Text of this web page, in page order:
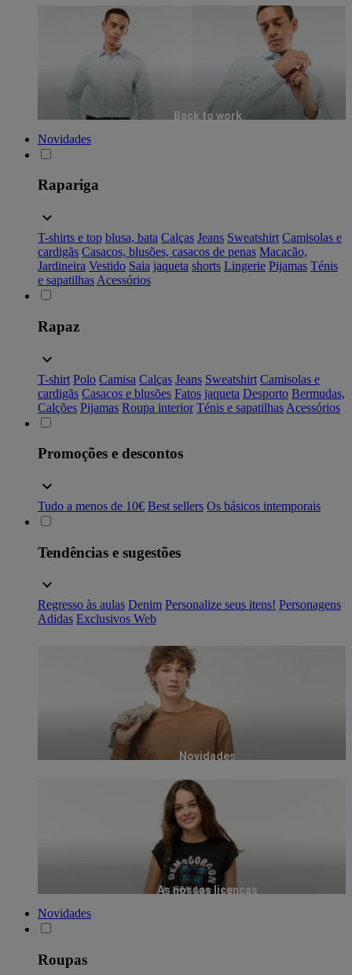
Back to work
Novidades
Rapariga
T-shirts e top blusa, bata Calças Jeans Sweatshirt Camisolas e
cardigãs Casacos, blusões, casacos de penas Macacão,
Jardineira Vestido Saia jaqueta shorts Lingerie Pijamas Ténis
e sapatilhas Acessórios
Rapaz
T-shirt Polo Camisa Calças Jeans Sweatshirt Camisolas e
cardigãs Casacos e blusões Fatos jaqueta Desporto Bermudas,
Calções Pijamas Roupa interior Ténis e sapatilhas Acessórios
Promoções e descontos
Tudo a menos de 10€ Best sellers Os básicos intemporais
Tendências e sugestões
Regresso às aulas Denim Personalize seus itens! Personagens
Adidas Exclusivos Web
Novidades
As nossas licenças
Novidades
Roupas